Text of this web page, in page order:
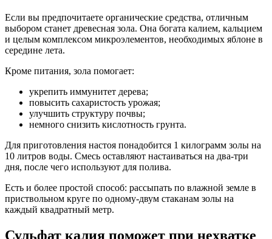
Если вы предпочитаете органические средства, отличным
выбором станет древесная зола. Она богата калием, кальцием
и целым комплексом микроэлементов, необходимых яблоне в
середине лета.
Кроме питания, зола помогает:
укрепить иммунитет дерева;
повысить сахаристость урожая;
улучшить структуру почвы;
немного снизить кислотность грунта.
Для приготовления настоя понадобится 1 килограмм золы на
10 литров воды. Смесь оставляют настаиваться на два-три
дня, после чего используют для полива.
Есть и более простой способ: рассыпать по влажной земле в
приствольном круге по одному-двум стаканам золы на
каждый квадратный метр.
Сульфат калия поможет при нехватке